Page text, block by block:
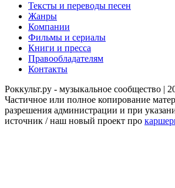
Тексты и переводы песен
Жанры
Компании
Фильмы и сериалы
Книги и пресса
Правообладателям
Контакты
Роккульт.ру - музыкальное сообщество |
Частичное или полное копирование
разрешения администрации и при
источник / наш новый проект про